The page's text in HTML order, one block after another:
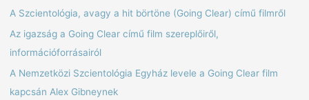
r
A Szcientológia, avagy a hit börtöne (Going Clear) című filmről
Az igazság a Going Clear című film szereplőiről,
információforrásairól
A Nemzetközi Szcientológia Egyház levele a Going Clear film
kapcsán Alex Gibneynek